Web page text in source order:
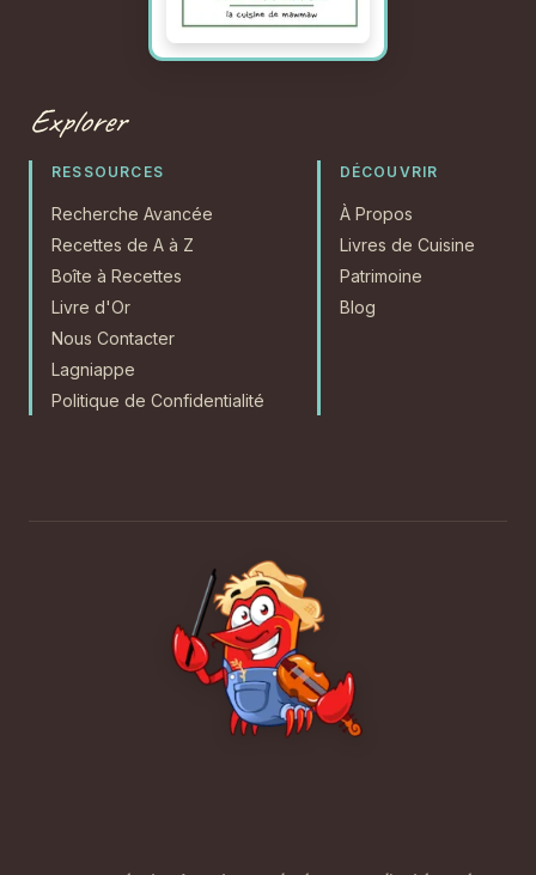
Explorer
RESSOURCES
Recherche Avancée
Recettes de A à Z
Boîte à Recettes
Livre d'Or
Nous Contacter
Lagniappe
Politique de Confidentialité
DÉCOUVRIR
À Propos
Livres de Cuisine
Patrimoine
Blog